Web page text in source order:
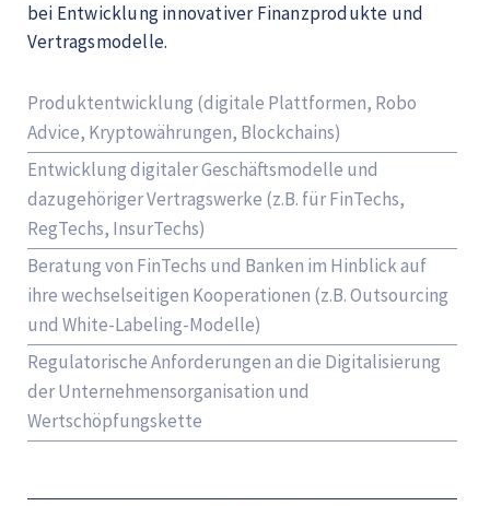
bei Entwicklung innovativer Finanzprodukte und
Vertragsmodelle.
Produktentwicklung (digitale Plattformen, Robo
Advice, Kryptowährungen, Blockchains)
Entwicklung digitaler Geschäftsmodelle und
dazugehöriger Vertragswerke (z.B. für FinTechs,
RegTechs, InsurTechs)
Beratung von FinTechs und Banken im Hinblick auf
ihre wechselseitigen Kooperationen (z.B. Outsourcing
und White-Labeling-Modelle)
Regulatorische Anforderungen an die Digitalisierung
der Unternehmensorganisation und
Wertschöpfungskette